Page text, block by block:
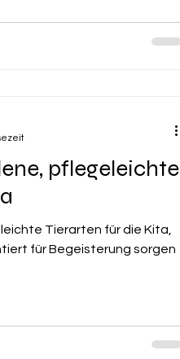
pflegeleichte
Tierarten für die Kita,
für Begeisterung sorgen